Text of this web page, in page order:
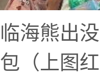
临海熊出
包（上图